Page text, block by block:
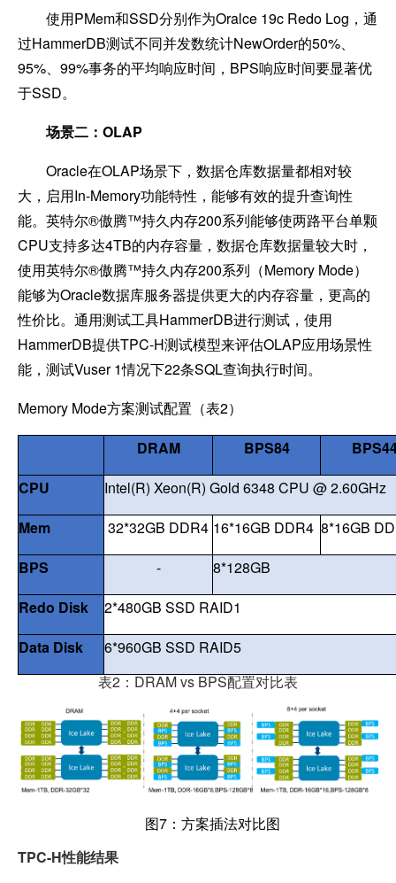
使用PMem和SSD分别作为Oralce 19c Redo Log，通
过HammerDB测试不同并发数统计NewOrder的50%、
95%、99%事务的平均响应时间，BPS响应时间要显著优
于SSD。
场景二：OLAP
Oracle在OLAP场景下，数据仓库数据量都相对较
大，启用In-Memory功能特性，能够有效的提升查询性
能。英特尔®傲腾™持久内存200系列能够使两路平台单颗
CPU支持多达4TB的内存容量，数据仓库数据量较大时，
使用英特尔®傲腾™持久内存200系列（Memory Mode）
能够为Oracle数据库服务器提供更大的内存容量，更高的
性价比。通用测试工具HammerDB进行测试，使用
HammerDB提供TPC-H测试模型来评估OLAP应用场景性
能，测试Vuser 1情况下22条SQL查询执行时间。
Memory Mode方案测试配置（表2）
DRAM
BPS84
CPU
Intel(R) Xeon(R) Gold 6348 CPU @ 2.60GHz
Mem
32*32GB DDR4 16*16GB DDR4 8*16GB
BPS
-
8*128GB
Redo Disk
2*480GB SSD RAID1
Data Disk
6*960GB SSD RAID5
表2：DRAM vs BPS配置对比表
图7：方案插法对比图
TPC-H性能结果